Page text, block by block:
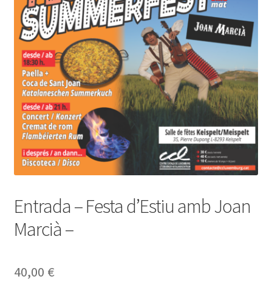
INICIA SESSIÓ
Entrada – Festa d’Estiu amb Joan
Marcià –
40,00 €